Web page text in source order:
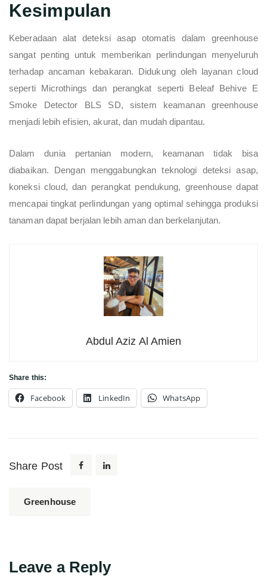
Kesimpulan
Keberadaan alat deteksi asap otomatis dalam greenhouse
sangat penting untuk memberikan perlindungan menyeluruh
terhadap ancaman kebakaran. Didukung oleh layanan cloud
seperti Microthings dan perangkat seperti Beleaf Behive E
Smoke Detector BLS SD, sistem keamanan greenhouse
menjadi lebih efisien, akurat, dan mudah dipantau.
Dalam dunia pertanian modern, keamanan tidak bisa
diabaikan. Dengan menggabungkan teknologi deteksi asap,
koneksi cloud, dan perangkat pendukung, greenhouse dapat
mencapai tingkat perlindungan yang optimal sehingga produksi
tanaman dapat berjalan lebih aman dan berkelanjutan.
Abdul Aziz Al Amien
Share this:
Facebook LinkedIn WhatsApp
Share Post
Greenhouse
Leave a Reply